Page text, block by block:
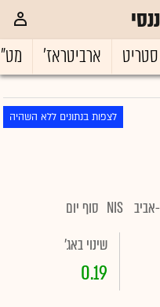
סטריט ארביטראז'
לצפות בנתונים ללא השהיה
NIS סוף יום
שינוי באג'
0.19